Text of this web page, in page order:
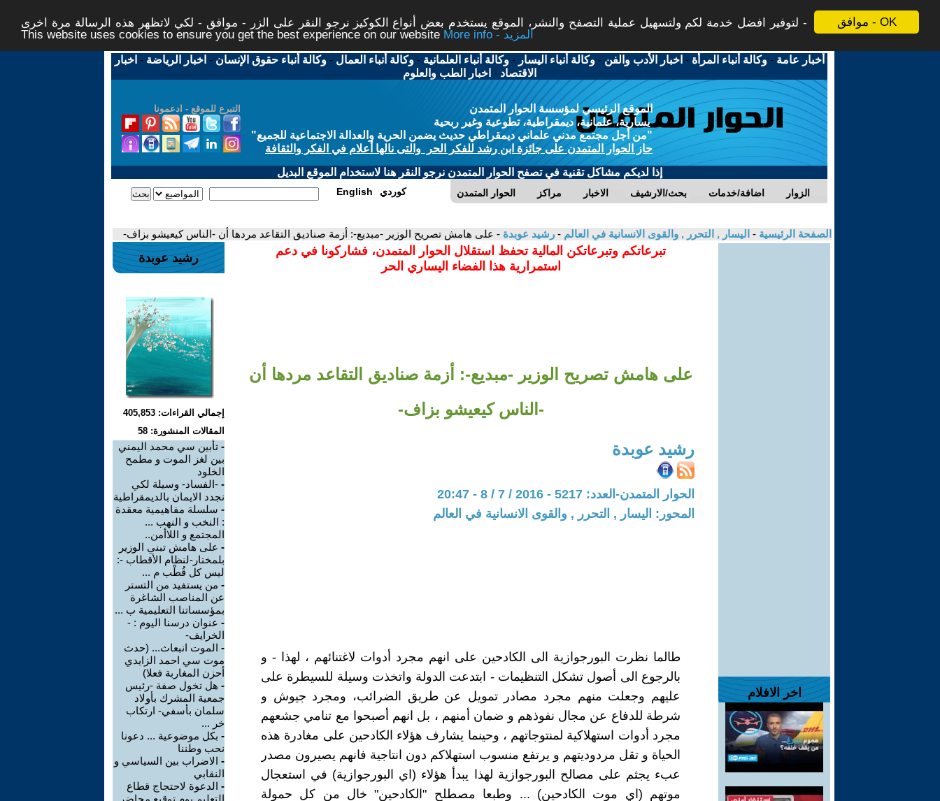
موافق - OK
لتوفير افضل خدمة لكم ولتسهيل عملية التصفح والنشر، الموقع يستخدم بعض أنواع الكوكيز نرجو النقر على الزر - موافق - لكي لاتظهر هذه الرسالة مرة اخرى -
This website uses cookies to ensure you get the best experience on our website
More info - المزيد
أخبار عامة -وكالة أنباء المرأة - اخبار الأدب والفن -وكالة أنباء اليسار -وكالة أنباء العلمانية -وكالة أنباء العمال -وكالة أنباء حقوق الإنسان - اخبار الرياضة - اخبار
الاقتصاد - اخبار الطب والعلوم
التبرع للموقع - ادعمونا
الموقع الرئيسي لمؤسسة الحوار المتمدن
يسارية، علمانية، ديمقراطية، تطوعية وغير ربحية
"من أجل مجتمع مدني علماني ديمقراطي حديث يضمن الحرية والعدالة الاجتماعية للجميع"
حاز الحوار المتمدن على جائزة ابن رشد للفكر الحر والتى نالها أعلام في الفكر والثقافة
إذا لديكم مشاكل تقنية في تصفح الحوار المتمدن نرجو النقر هنا لاستخدام الموقع البديل
الحوار المتمدن مراكز الاخبار بحث/الارشيف اضافة/خدمات الزوار English كوردي
الصفحة الرئيسية - اليسار , التحرر , والقوى الانسانية في العالم - رشيد عوبدة - على هامش تصريح الوزير -مبديع-: أزمة صناديق التقاعد مردها أن -الناس كيعيشو بزاف-
اخر الافلام
تبرعاتكم وتبرعاتكن المالية تحفظ استقلال الحوار المتمدن، فشاركونا في دعم
استمرارية هذا الفضاء اليساري الحر
على هامش تصريح الوزير -مبديع-: أزمة صناديق التقاعد مردها أن
-الناس كيعيشو بزاف-
رشيد عوبدة
الحوار المتمدن-العدد: 5217 - 2016 / 7 / 8 - 20:47
المحور: اليسار , التحرر , والقوى الانسانية في العالم
طالما نظرت البورجوازية الى الكادحين على انهم مجرد أدوات لاغتنائهم ، لهذا - و
بالرجوع الى أصول تشكل التنظيمات - ابتدعت الدولة واتخذت وسيلة للسيطرة على
عليهم وجعلت منهم مجرد مصادر تمويل عن طريق الضرائب، ومجرد جيوش و
شرطة للدفاع عن مجال نفوذهم و ضمان أمنهم ، بل انهم أصبحوا مع تنامي جشعهم
مجرد أدوات استهلاكية لمنتوجاتهم ، وحينما يشارف هؤلاء الكادحين على مغادرة هذه
الحياة و تقل مردوديتهم و يرتفع منسوب استهلاكم دون انتاجية فانهم يصيرون مصدر
عبء يجثم على مصالح البورجوازية لهذا يبدأ هؤلاء (اي البورجوازية) في استعجال
موتهم (اي موت الكادحين) ... وطبعا مصطلح "الكادحين" خال من كل حمولة
رشيد عوبدة
إجمالي القراءات: 405,853
المقالات المنشورة: 58
- تأبين سي محمد اليمني
بين لغز الموت و مطمح
الخلود
- -الفساد- وسيلة لكي
نجدد الايمان بالديمقراطية
- سلسلة مفاهيمية معقدة
: النخب و النهب ...
المجتمع و اللاأمن..
- على هامش تبني الوزير
بلمختار-لنظام الأقطاب -:
ليس كل قُطْب م ...
- من يستفيد من التستر
عن المناصب الشاغرة
بمؤسساتنا التعليمية ب ...
- عنوان درسنا اليوم : -
الخرايف-
- الموت انبعاث... (حدث
موت سي احمد الزايدي
أحزن المغاربة فعلا)
- هل تخول صفة -رئيس
جمعية المشرك بأولاد
سلمان بأسفي- ارتكاب
خر ...
- بكل موضوعية ... دعونا
نحب وطننا
- الاضراب بين السياسي و
النقابي
- الدعوة لاحتجاج قطاع
التعليم يوم توقيع محاضر